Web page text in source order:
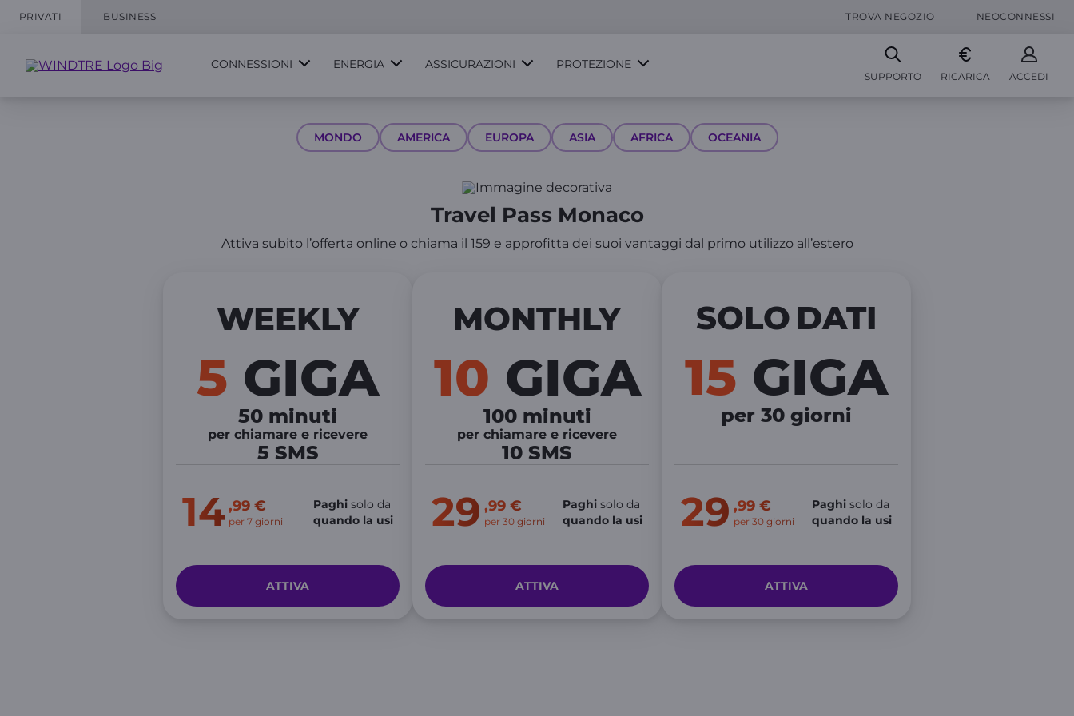
PRIVATI BUSINESS TROVA NEGOZIO NEOCONNESSI
CONNESSIONI ENERGIA ASSICURAZIONI PROTEZIONE
SUPPORTO RICARICA ACCEDI
MONDO AMERICA EUROPA ASIA AFRICA OCEANIA
Travel Pass Monaco
Attiva subito l’offerta online o chiama il 159 e approfitta dei suoi vantaggi dal primo utilizzo all’estero
WEEKLY
5 GIGA
50 minuti
per chiamare e ricevere
5 SMS
14,99 €
per 7 giorni
Paghi solo da
quando la usi
ATTIVA
MONTHLY
10 GIGA
100 minuti
per chiamare e ricevere
10 SMS
29 ,99 €
per 30 giorni
Paghi solo da
quando la usi
ATTIVA
SOLO DATI
15 GIGA
per 30 giorni
29 ,99 €
per 30 giorni
Paghi solo da
quando la usi
ATTIVA